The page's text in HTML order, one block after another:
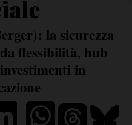
la sicurezza
flessibilità, hub
in